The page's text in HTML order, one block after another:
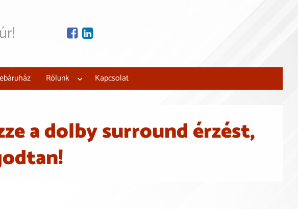
Rólunk Kapcsolat
a dolby surround érzést,
az új lakásfelújítási
legyártjuk és beépítjük!